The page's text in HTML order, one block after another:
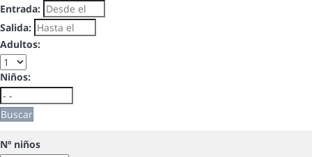
Entrada:
Salida:
Adultos:
Niños:
Buscar
Nº niños